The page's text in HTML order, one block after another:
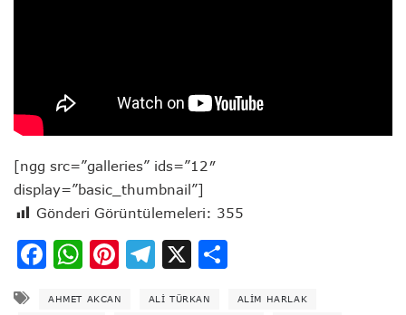
[ngg src=”galleries” ids=”12″
display=”basic_thumbnail”]
Gönderi Görüntülemeleri: 355
Facebook
WhatsApp
Pinterest
Telegram
X
AHMET AKCAN ALI TÜRKAN ALIM HARLAK